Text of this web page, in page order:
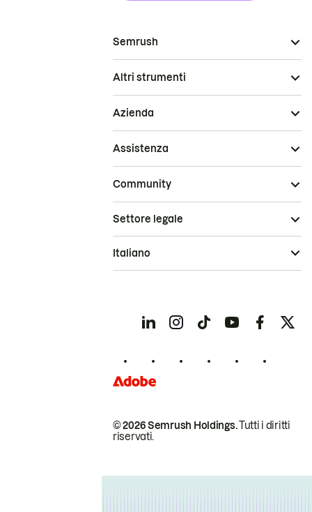
Semrush
Altri strumenti
Azienda
Assistenza
Community
© 2026 Semrush Holdings.Tutti i diritti
riservati.
Settore legale
Italiano